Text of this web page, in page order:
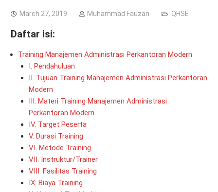
March 27, 2019 Muhammad Fauzan QHSE
Daftar isi:
Training Manajemen Administrasi Perkantoran Modern
I. Pendahuluan
II. Tujuan Training Manajemen Administrasi Perkantoran
Modern
III. Materi Training Manajemen Administrasi
Perkantoran Modern
IV. Target Peserta
V. Durasi Training
VI. Metode Training
VII. Instruktur/Trainer
VIII. Fasilitas Training
IX. Biaya Training